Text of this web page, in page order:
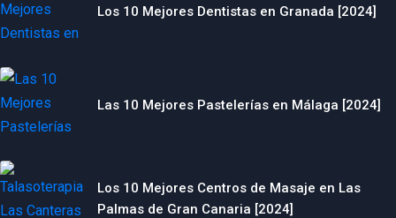
Los 10 Mejores Dentistas en Granada [2024]
Las 10 Mejores Pastelerías en Málaga [2024]
Los 10 Mejores Centros de Masaje en Las
Palmas de Gran Canaria [2024]